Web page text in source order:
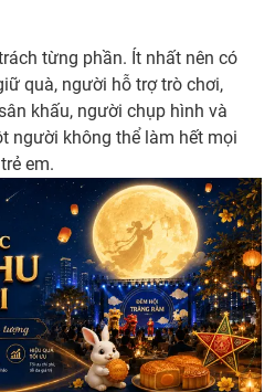
từng phần. Ít nhất nên có
quà, người hỗ trợ trò chơi,
khấu, người chụp hình và
người không thể làm hết mọi
em.